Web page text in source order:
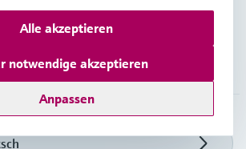
Anpassen
notwendige akzeptieren
Alle akzeptieren